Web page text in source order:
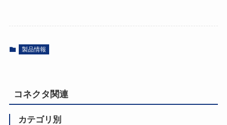
製品情報
コネクタ関連
カテゴリ別